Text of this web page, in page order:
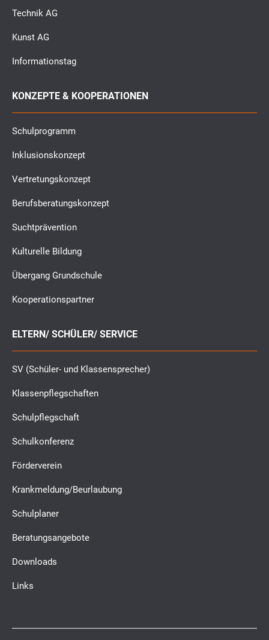
Technik AG
Kunst AG
Informationstag
KONZEPTE & KOOPERATIONEN
Schulprogramm
Inklusionskonzept
Vertretungskonzept
Berufsberatungskonzept
Suchtprävention
Kulturelle Bildung
Übergang Grundschule
Kooperationspartner
ELTERN/ SCHÜLER/ SERVICE
SV (Schüler- und Klassensprecher)
Klassenpflegschaften
Schulpflegschaft
Schulkonferenz
Förderverein
Krankmeldung/Beurlaubung
Schulplaner
Beratungsangebote
Downloads
Links